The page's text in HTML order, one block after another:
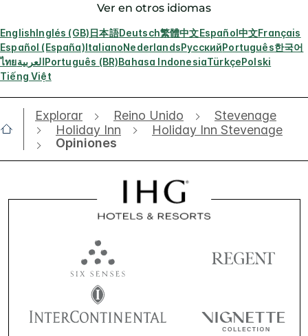
Ver en otros idiomas
EnglishInglés (GB)日本語Deutsch繁體中文Español中文Français
Español (España)ItalianoNederlandsРусскийPortuguês한국어
ไทยالعربيةPortuguês (BR)Bahasa IndonesiaTürkçePolski
Tiếng Việt
Explorar Reino Unido
Stevenage
Holiday Inn
Holiday Inn Stevenage
Opiniones